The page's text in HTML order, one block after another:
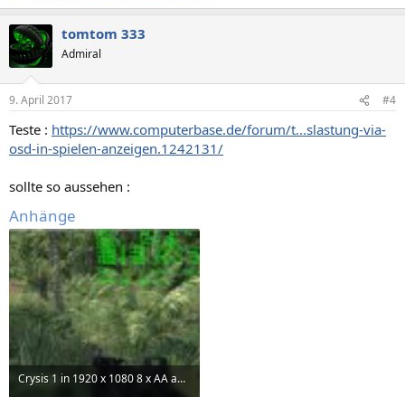
tomtom 333
Admiral
9. April 2017 #4
Teste : https://www.computerbase.de/forum/t...slastung-via-
osd-in-spielen-anzeigen.1242131/
sollte so aussehen :
Anhänge
Crysis 1 in 1920 x 1080 8 x AA auf Sehr hoch.jpg